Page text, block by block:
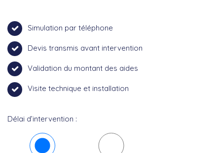
Simulation par téléphone
Devis transmis avant intervention
Validation du montant des aides
Visite technique et installation
Délai d’intervention :